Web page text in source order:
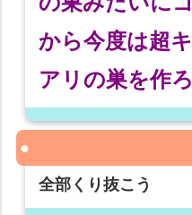
から今度は超
アリの巣を作
全部くり抜こう